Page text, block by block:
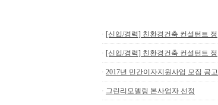
ㆍ [신입/경력] 친환경건축 컨설턴트 정
ㆍ [신입/경력] 친환경건축 컨설턴트 정
ㆍ 2017년 민간이자지원사업 모집 공고
ㆍ 그린리모델링 본사업자 선정